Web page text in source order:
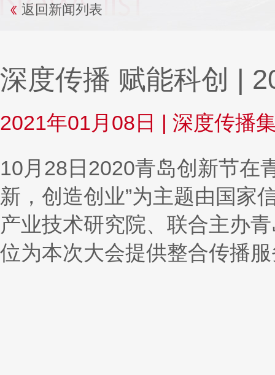
返回新闻列表
深度传播 赋能科创 |
2021年01月08日 | 深度传播
10月28日2020青岛创新节在
新，创造创业”为主题由国家
产业技术研究院、联合主办
位为本次大会提供整合传播